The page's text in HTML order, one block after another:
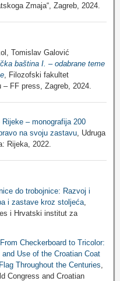
Zmaja“, Zagreb, 2024.
Tomislav Galović
baština I. – odabrane teme
, Filozofski fakultet
FF press, Zagreb, 2024.
– monografija 200
na svoju zastavu, Udruga
Rijeka, 2022.
do trobojnice: Razvoj i
i zastave kroz stoljeća,
i Hrvatski institut za
From Checkerboard to Tricolor:
and Use of the Croatian Coat
Throughout the Centuries
Congress and Croatian